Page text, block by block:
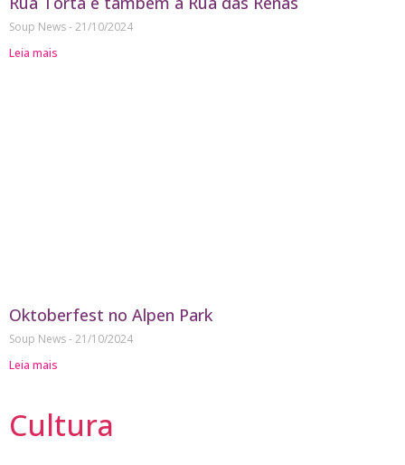
Soup News 21/10/2024
Leia mais
Oktoberfest no Alpen Park
Soup News 21/10/2024
Leia mais
Cultura